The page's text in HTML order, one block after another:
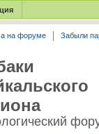
на форуме Забыли